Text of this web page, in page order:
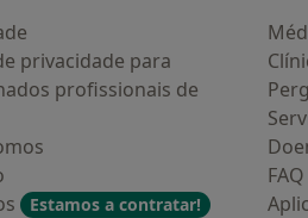
privacidade para
profissionais de
Estamos a contratar!
FAQ